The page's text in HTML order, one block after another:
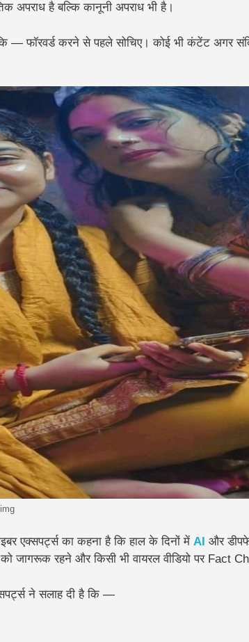
अपराध है बल्कि कानूनी अपराधभी है।
कि —फॉरवर्ड करने से पहले सोचिए। कोई भी कंटेंट अगर
एक्सपर्ट्स का कहना है कि हाल के दिनों में AI और
को जागरूक रहने और किसी भी वायरल वीडियो पर Fact
ने सलाह दी है कि —